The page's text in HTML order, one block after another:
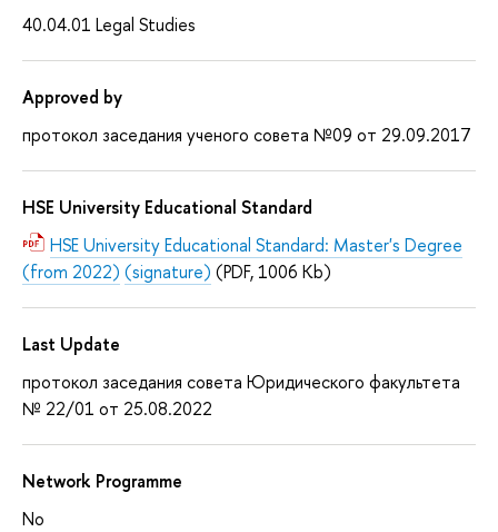
40.04.01 Legal Studies
Approved by
протокол заседания ученого совета №09 от 29.09.2017
HSE University Educational Standard
HSE University Educational Standard: Master's Degree
(from 2022) (signature) (PDF, 1006 Kb)
Last Update
протокол заседания совета Юридического факультета
№ 22/01 от 25.08.2022
Network Programme
No